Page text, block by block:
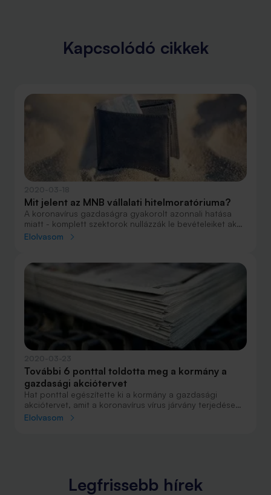
Kapcsolódó cikkek
Mit jelent az MNB vállalati hitelmoratóriuma?
A koronavírus gazdaságra gyakorolt azonnali hatása
miatt - komplett szektorok nullázzák le bevételeiket akár
hónapokra - a Magyar Nemzeti Bank azt javasolja a
időszakban legalább a hiteltörlesztés ne jelentsen a
társaságok számára terhet.
Elolvasom
További 6 ponttal toldotta meg a kormány a
gazdasági akciótervet
Hat ponttal egészítette ki a kormány a gazdasági
akciótervet, amit a koronavírus vírus járvány terjedése
miatt vezettek be - közölte Orbán Viktor március 23-án
Elolvasom
Legfrissebb hírek